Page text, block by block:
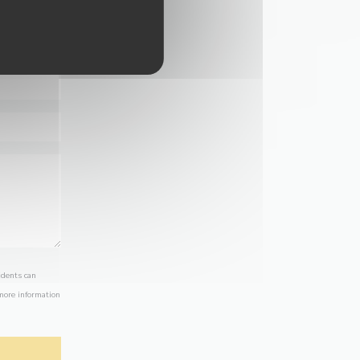
can
information